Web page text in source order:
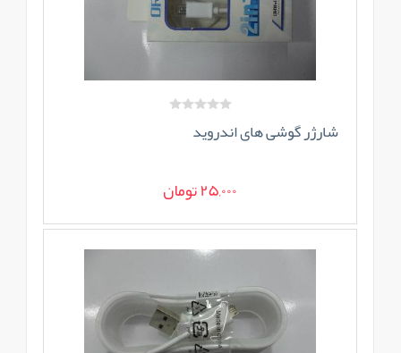
شارژر گوشی های اندروید
25,000 تومان